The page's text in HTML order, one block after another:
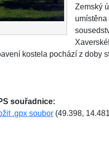
Zemský
kostela pochází z doby
souřadnice:
.gpx soubor (49.398,